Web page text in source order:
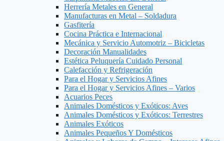
Herrería Metales en General
Manufacturas en Metal – Soldadura
Gasfitería
Cocina Práctica e Internacional
Mecánica y Servicio Automotriz – Bicicletas
Decoración Manualidades
Estética Peluquería Cuidado Personal
Calefacción y Refrigeración
Para el Hogar y Servicios Afines
Para el Hogar y Servicios Afines – Varios
Acuarios Peces
Animales Domésticos y Exóticos: Aves
Animales Domésticos y Exóticos: Terrestres
Animales Exóticos
Animales Pequeños Y Domésticos